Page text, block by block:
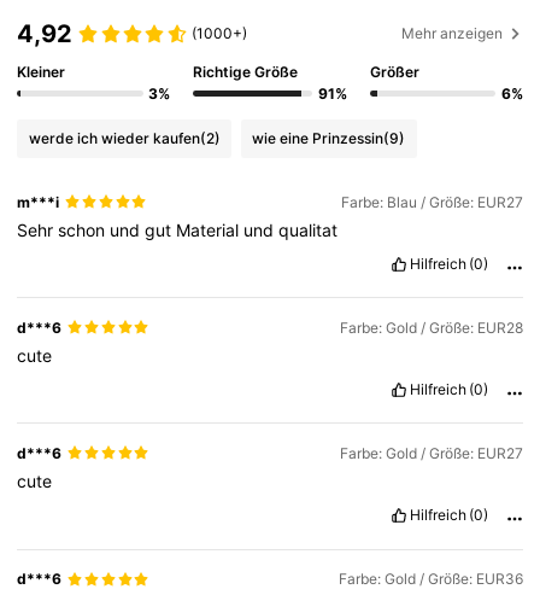
4,92 (1000+) Mehr anzeigen
Kleiner
3%
Richtige Größe
91%
Größer
6%
werde ich wieder kaufen(2) wie eine Prinzessin(9)
m***i Farbe: Blau / Größe: EUR27
Sehrschon undgut Material undqualitat
Hilfreich (0)
d***6 Farbe: Gold / Größe: EUR28
cute
Hilfreich (0)
d***6 Farbe: Gold / Größe: EUR27
cute
Hilfreich (0)
d***6 Farbe: Gold / Größe: EUR36